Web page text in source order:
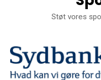
Støt vores